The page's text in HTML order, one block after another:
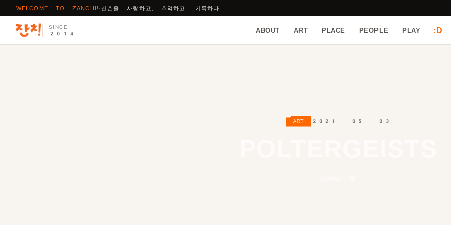
WELCOME TO ZANCHI! ·신촌을 사랑하고, 추억하고, 기록하다
SINCE
2014
ABOUT ART PLACE PEOPLE PLAY :D
ART 2021 · 05 · 03